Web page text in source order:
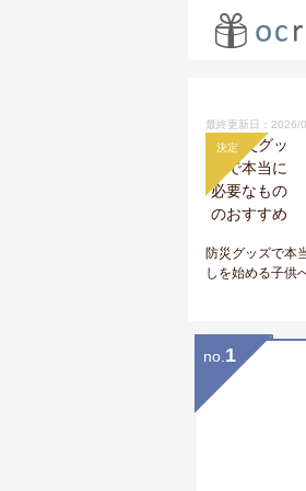
最終更新日：2026/
決定
防災グッズで本
しを始める子供
no. 1